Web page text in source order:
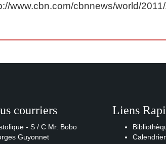
www.cbn.com/cbnnews/world/
courriers
- S / C Mr. Bobo
Guyonnet
Liens
Calendrier